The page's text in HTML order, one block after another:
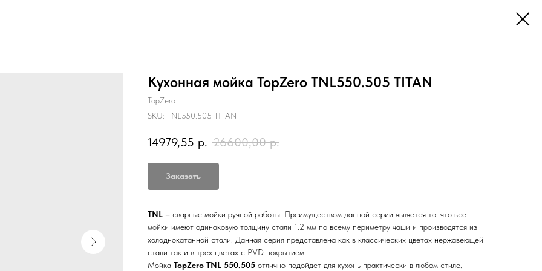
Кухонная мойка TopZero TNL550.505 TITAN
TopZero
SKU: TNL550.505 TITAN
14979,55 р. 26600,00 р.
Заказать
TNL – cварные мойки ручной работы. Преимуществом данной серии является то, что все
мойки имеют одинаковую толщину стали 1.2 мм по всему периметру чаши и производятся из
холоднокатанной стали. Данная серия представлена как в классических цветах нержавеющей
стали так и в трех цветах с PVD покрытием.
Мойка TopZero TNL 550.505 отлично подойдет для кухонь практически в любом стиле.